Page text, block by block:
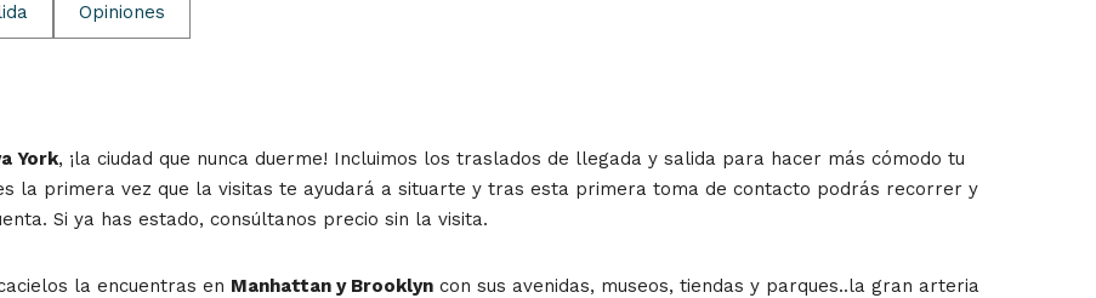
Opiniones
York, ¡la ciudad que nunca duerme! Incluimos los traslados de llegada y salida para hacer más cómodo tu
la primera vez que la visitas te ayudará a situarte y tras esta primera toma de contacto podrás recorrer y
Si ya has estado, consúltanos precio sin la visita.
la encuentras en Manhattan y Brooklyn con sus avenidas, museos, tiendas y parques..la gran arteria